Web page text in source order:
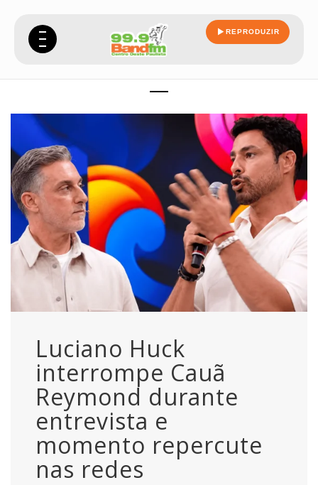
REPRODUZIR
Luciano Huck
interrompe Cauã
Reymond durante
entrevista e
momento repercute
nas redes